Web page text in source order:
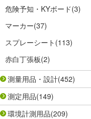
危険予知・KYボード(3)
マーカー(37)
スプレーシート (113)
赤白丁張板(2)
測量用品・設計(452)
測定用品(149)
環境計測用品(209)